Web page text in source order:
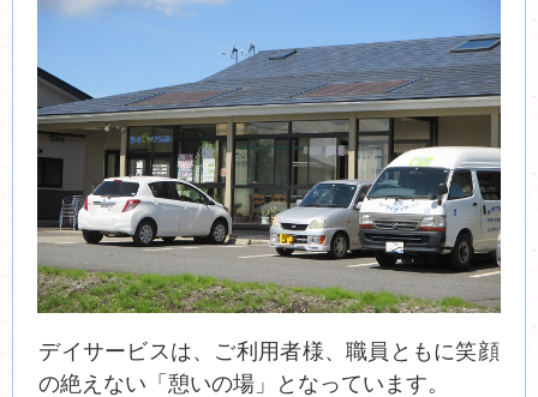
デイサービスは、ご利用者様、職員ともに笑顔
の絶えない「憩いの場」となっています。